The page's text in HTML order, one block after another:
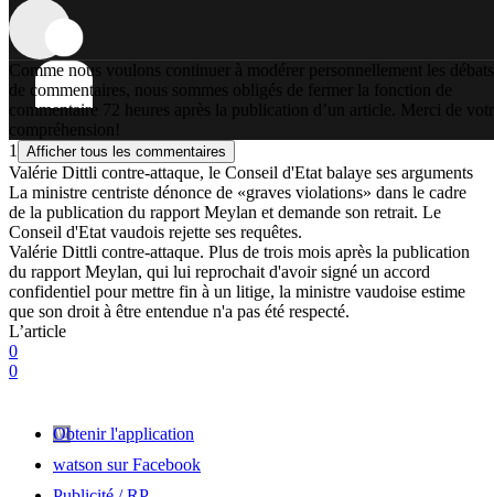
Comme nous voulons continuer à modérer personnellement les débats
de commentaires, nous sommes obligés de fermer la fonction de
commentaire 72 heures après la publication d’un article. Merci de
compréhension!
1
Afficher tous les commentaires
Valérie Dittli contre-attaque, le Conseil d'Etat balaye ses arguments
La ministre centriste dénonce de «graves violations» dans le cadre
de la publication du rapport Meylan et demande son retrait. Le
Conseil d'Etat vaudois rejette ses requêtes.
Valérie Dittli contre-attaque. Plus de trois mois après la publication
du rapport Meylan, qui lui reprochait d'avoir signé un accord
confidentiel pour mettre fin à un litige, la ministre vaudoise estime
que son droit à être entendue n'a pas été respecté.
L’article
0
0
Obtenir l'application
watson sur Facebook